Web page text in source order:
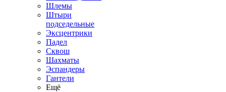
Шлемы
Штыри
подседельные
Эксцентрики
Падел
Сквош
Шахматы
Эспандеры
Гантели
Ещё